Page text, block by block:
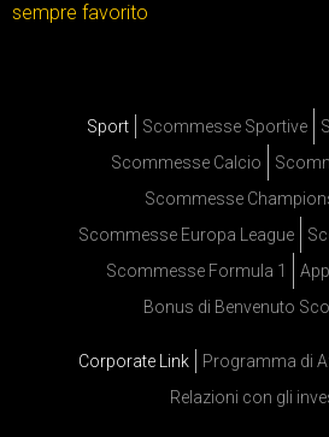
sempre favorito
Sport Scommesse Sportive
Scommesse Calcio
Scommesse
Scommesse Europa League
Scommesse Formula 1
Bonus di Benvenuto
Corporate Link Programma di
Relazioni con gli